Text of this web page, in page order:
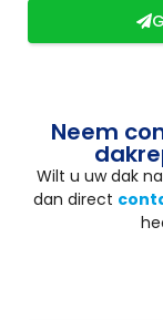
Neem
Wilt u uw dak
dan direct